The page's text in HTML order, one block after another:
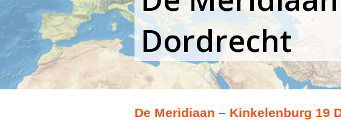
Dordrecht
De Meridiaan – Kinkelenburg 19